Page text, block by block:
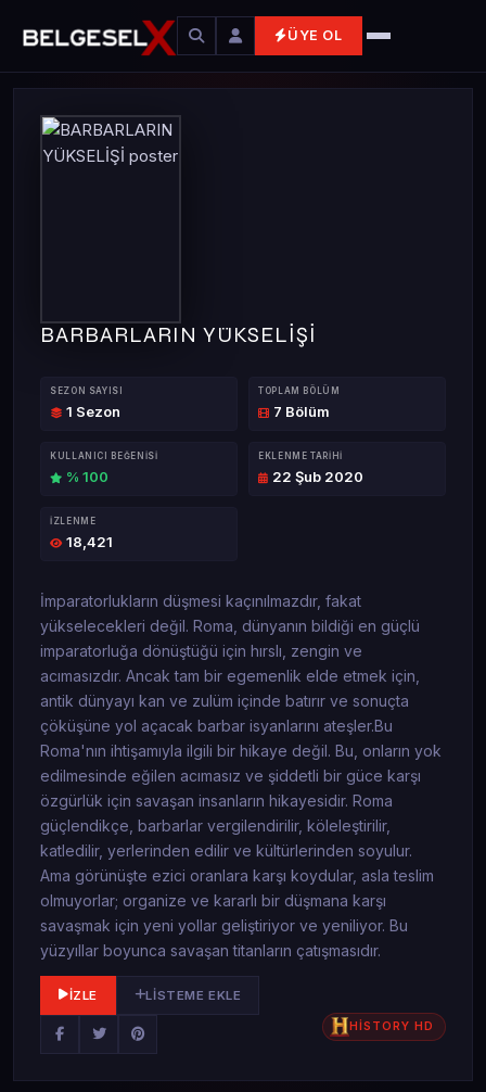
ÜYE OL
BARBARLARIN YÜKSELİŞİ
SEZON SAYISI
1 Sezon
TOPLAM BÖLÜM
7 Bölüm
KULLANICI BEĞENISI
% 100
EKLENME TARIHI
22 Şub 2020
İZLENME
18,421
İmparatorlukların düşmesi kaçınılmazdır, fakat
yükselecekleri değil. Roma, dünyanın bildiği en güçlü
imparatorluğa dönüştüğü için hırslı, zengin ve
acımasızdır. Ancak tam bir egemenlik elde etmek için,
antik dünyayı kan ve zulüm içinde batırır ve sonuçta
çöküşüne yol açacak barbar isyanlarını ateşler.Bu
Roma'nın ihtişamıyla ilgili bir hikaye değil. Bu, onların yok
edilmesinde eğilen acımasız ve şiddetli bir güce karşı
özgürlük için savaşan insanların hikayesidir. Roma
güçlendikçe, barbarlar vergilendirilir, köleleştirilir,
katledilir, yerlerinden edilir ve kültürlerinden soyulur.
Ama görünüşte ezici oranlara karşı koydular, asla teslim
olmuyorlar; organize ve kararlı bir düşmana karşı
savaşmak için yeni yollar geliştiriyor ve yeniliyor. Bu
yüzyıllar boyunca savaşan titanların çatışmasıdır.
İZLE LISTEME EKLE
HİSTORY HD